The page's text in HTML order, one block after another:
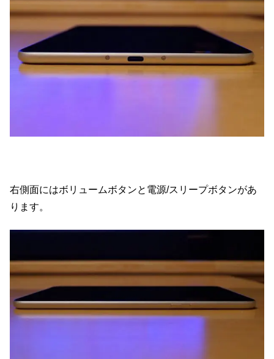
右側面にはボリュームボタンと電源/スリープボタンがあ
ります。